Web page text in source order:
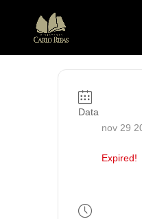
Data
nov 29
Expired!